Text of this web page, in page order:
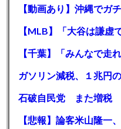
【動画あり】沖縄で
石破自民党 また増税